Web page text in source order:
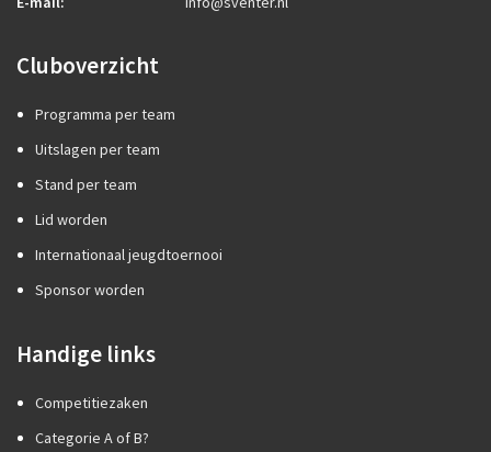
Cluboverzicht
Programma per team
Uitslagen per team
Stand per team
Lid worden
Internationaal jeugdtoernooi
Sponsor worden
Handige links
Competitiezaken
Categorie A of B?